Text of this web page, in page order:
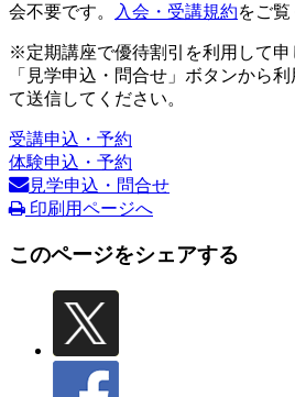
会不要です。
入会・受講規約をご覧
※定期講座で優待割引を利用して申
「見学申込・問合せ」ボタンから
て送信してください。
受講申込・予約
体験申込・予約
見学申込・問合せ
印刷用ページへ
このページをシェアする